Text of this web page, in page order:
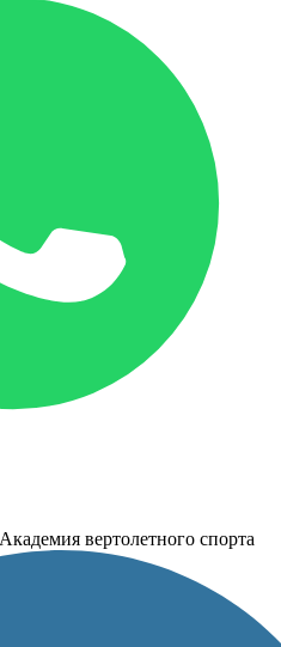
вертолетного спорта